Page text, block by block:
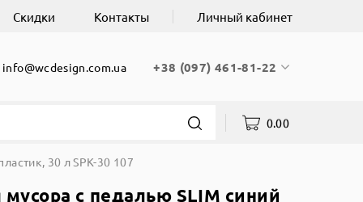
Скидки Контакты Личный кабинет
info@wcdesign.com.ua +38 (097) 461-81-22
0.00
30 л SPK-30 107
с педалью SLIM синий